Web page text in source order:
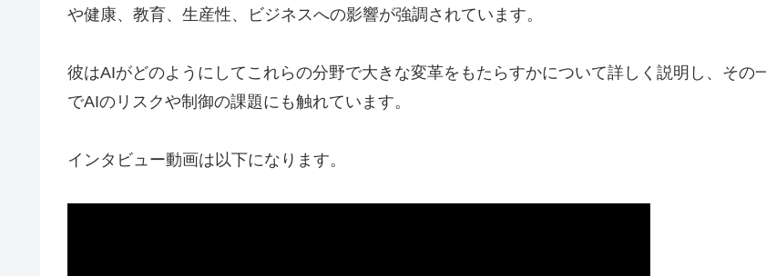
や健康、教育、生産性、ビジネスへの影響が強調されています。
彼はAIがどのようにしてこれらの分野で大きな変革をもたらすかについて詳しく説明し、その
でAIのリスクや制御の課題にも触れています。
インタビュー動画は以下になります。